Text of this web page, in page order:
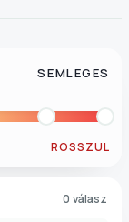
SEMLEGES
ROSSZUL
0 válasz